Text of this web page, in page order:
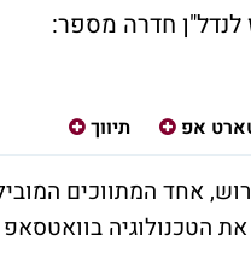
חדרה מספר:
אפ תיווך
אחד המתווכים
הטכנולוגיה